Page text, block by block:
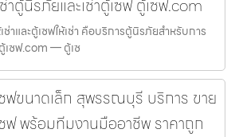
ตู้นิรภัยและเช่าตู้เซฟ ตู้เซฟ.com
ช่าและตู้เซฟให้เช่า คือบริการตู้นิรภัยสำหรับการ
เซฟ.com — ตู้เซ
ฟขนาดเล็ก สุพรรณบุรี บริการ ขาย
ฟ พร้อมทีมงานมืออาชีพ ราคาถูก